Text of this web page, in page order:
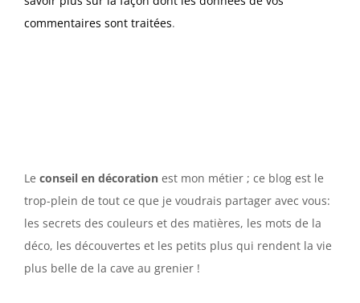
commentaires sont traitées.
Le conseil en décoration est mon métier ; ce blog est le
trop-plein de tout ce que je voudrais partager avec vous:
les secrets des couleurs et des matières, les mots de la
déco, les découvertes et les petits plus qui rendent la vie
plus belle de la cave au grenier !